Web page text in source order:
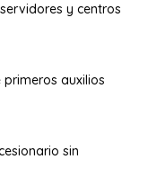
y centros
primeros auxilios
sin